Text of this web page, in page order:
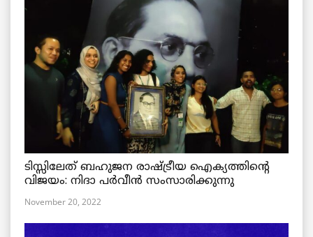
ടിസ്സിലേത് ബഹുജന രാഷ്ട്രീയ ഐക്യത്തിന്റെ
വിജയം: നിദാ പർവീൻ സംസാരിക്കുന്നു
November 20, 2022